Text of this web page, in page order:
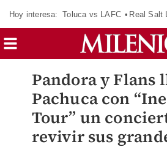
Hoy interesa: Toluca vs LAFC Real Salt
Pandora y Flans
Pachuca con
Tour” un
revivir sus